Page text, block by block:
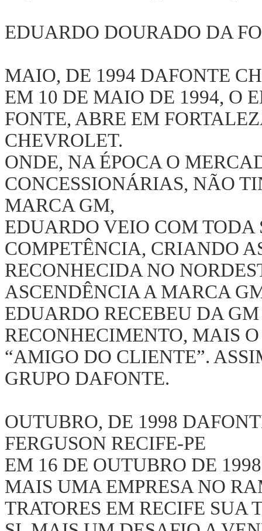
EDUARDO DOURADO DA
MAIO, DE 1994 DAFONTE
EM 10 DE MAIO DE 1994, O
FONTE, ABRE EM
CHEVROLET.
ONDE, NA ÉPOCA O
CONCESSIONÁRIAS, NÃO
MARCA GM,
EDUARDO VEIO COM TODA
COMPETÊNCIA, CRIANDO
RECONHECIDA NO
ASCENDÊNCIA A MARCA
EDUARDO RECEBEU DA
RECONHECIMENTO, MAIS
“AMIGO DO CLIENTE”.
GRUPO DAFONTE.
OUTUBRO, DE 1998
FERGUSON RECIFE-PE
EM 16 DE OUTUBRO DE
MAIS UMA EMPRESA NO
TRATORES EM RECIFE SUA